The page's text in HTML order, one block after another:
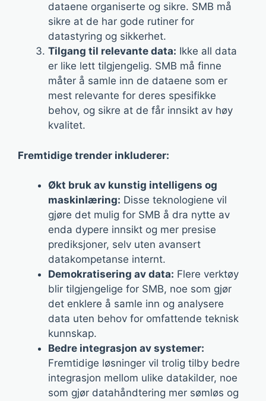
dataene organiserte og sikre. SMB må
sikre at de har gode rutiner for
datastyring og sikkerhet.
Tilgang til relevante data: Ikke all data
er like lett tilgjengelig. SMB må finne
måter å samle inn de dataene som er
mest relevante for deres spesifikke
behov, og sikre at de får innsikt av høy
kvalitet.
Fremtidige trender inkluderer:
Økt bruk av kunstig intelligens og
maskinlæring: Disse teknologiene vil
gjøre det mulig for SMB å dra nytte av
enda dypere innsikt og mer presise
prediksjoner, selv uten avansert
datakompetanse internt.
Demokratisering av data: Flere verktøy
blir tilgjengelige for SMB, noe som gjør
det enklere å samle inn og analysere
data uten behov for omfattende teknisk
kunnskap.
Bedre integrasjon av systemer:
Fremtidige løsninger vil trolig tilby bedre
integrasjon mellom ulike datakilder, noe
som gjør datahåndtering mer sømløs og